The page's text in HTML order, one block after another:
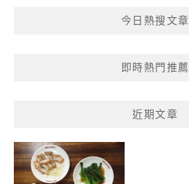
今日熱搜文章
即時熱門推薦
近期文章